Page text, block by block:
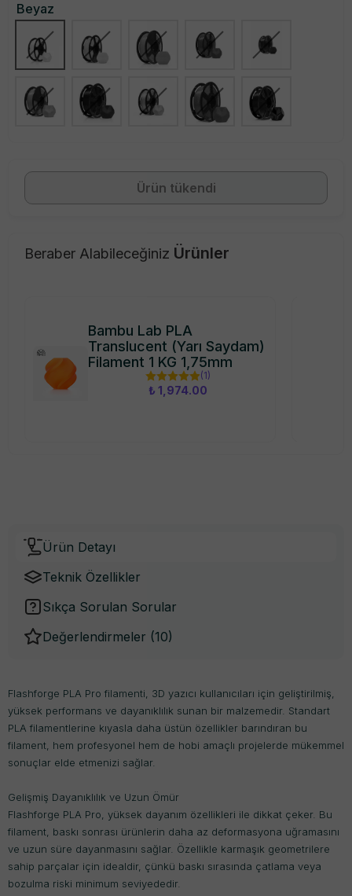
Beyaz
Ürün tükendi
Beraber Alabileceğiniz Ürünler
Bambu Lab PLA
Translucent (Yarı Saydam)
Filament 1 KG 1,75mm
(1)
₺ 1,974.00
Ürün Detayı
Teknik Özellikler
Sıkça Sorulan Sorular
Değerlendirmeler (10)
Flashforge PLA Pro filamenti, 3D yazıcı kullanıcıları için geliştirilmiş,
yüksek performans ve dayanıklılık sunan bir malzemedir. Standart
PLA filamentlerine kıyasla daha üstün özellikler barındıran bu
filament, hem profesyonel hem de hobi amaçlı projelerde mükemmel
sonuçlar elde etmenizi sağlar.
Gelişmiş Dayanıklılık ve Uzun Ömür
Flashforge PLA Pro, yüksek dayanım özellikleri ile dikkat çeker. Bu
filament, baskı sonrası ürünlerin daha az deformasyona uğramasını
ve uzun süre dayanmasını sağlar. Özellikle karmaşık geometrilere
sahip parçalar için idealdir, çünkü baskı sırasında çatlama veya
bozulma riski minimum seviyededir.